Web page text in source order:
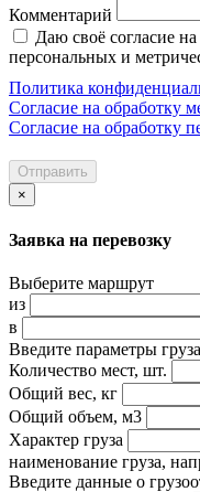
Комментарий
Даю своё согласие
персональных и
Политика
Согласие на обработку
Согласие на обработку
Отправить
×
Заявка на перевозку
Выберите маршрут
из
в
Введите параметры груза
Количество мест, шт.
Общий вес, кг
Общий объем, м3
Характер груза
наименование груза,
Введите данные о